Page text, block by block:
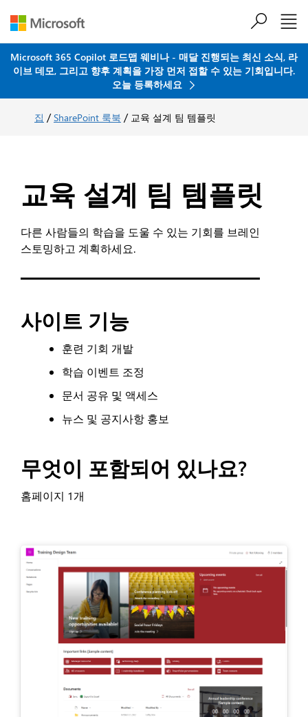
Microsoft 365 Copilot 로드맵 웨비나 - 매달 진행되는 최신 소식, 라
이브 데모, 그리고 향후 계획을 가장 먼저 접할 수 있는 기회입니다.
오늘 등록하세요
집 /SharePoint 룩북 / 교육 설계 팀 템플릿
교육 설계 팀 템플릿
다른 사람들의 학습을 도울 수 있는 기회를 브레인
스토밍하고 계획하세요.
사이트 기능
훈련 기회 개발
학습 이벤트 조정
문서 공유 및 액세스
뉴스 및 공지사항 홍보
무엇이 포함되어 있나요?
홈페이지 1개